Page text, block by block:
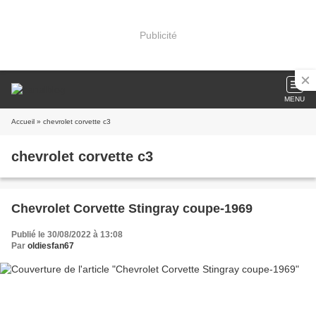
Publicité
MENU
Accueil » chevrolet corvette c3
chevrolet corvette c3
Chevrolet Corvette Stingray coupe-1969
Publié le 30/08/2022 à 13:08
Par oldiesfan67